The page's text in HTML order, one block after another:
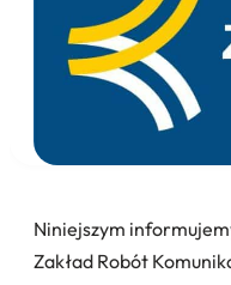
Niniejszym
Zakład Robót